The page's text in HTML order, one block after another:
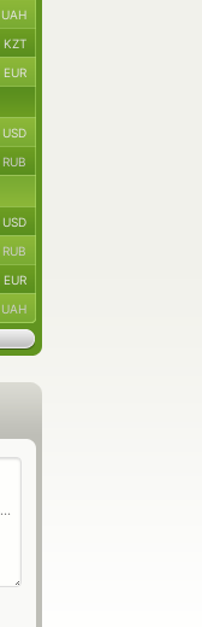
UAH
KZT
EUR
USD
RUB
USD
RUB
EUR
UAH